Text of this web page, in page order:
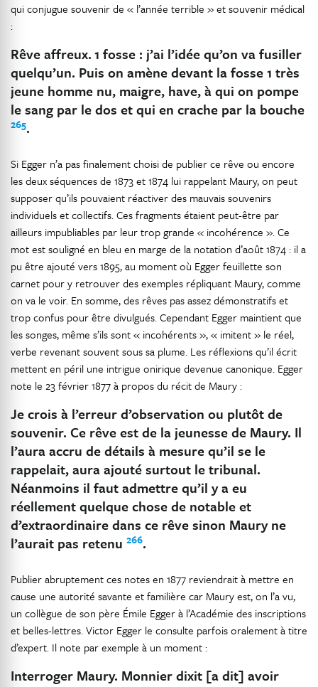
qui conjugue souvenir de « l’année terrible » et souvenir médical
:
Rêve affreux.1 fosse : j’ai l’idée qu’on va fusiller
quelqu’un. Puis on amène devant la fosse 1 très
jeune homme nu, maigre, have, à qui on pompe
le sang par le dos et qui en crache par la bouche
265.
Si Egger n’a pas finalement choisi de publier ce rêve ou encore
les deux séquences de 1873 et 1874 lui rappelant Maury, on peut
supposer qu’ils pouvaient réactiver des mauvais souvenirs
individuels et collectifs. Ces fragments étaient peut-être par
ailleurs impubliables par leur trop grande « incohérence ». Ce
mot est souligné en bleu en marge de la notation d’août 1874 : il a
pu être ajouté vers 1895, au moment où Egger feuillette son
carnet pour y retrouver des exemples répliquant Maury, comme
on va le voir. En somme, des rêves pas assez démonstratifs et
trop confus pour être divulgués. Cependant Egger maintient que
les songes, même s’ils sont « incohérents », « imitent » le réel,
verbe revenant souvent sous sa plume. Les réflexions qu’il écrit
mettent en péril une intrigue onirique devenue canonique. Egger
note le 23 février 1877 à propos du récit de Maury :
Je crois à l’erreur d’observation ou plutôt de
souvenir. Ce rêve est de la jeunesse de Maury. Il
l’aura accru de détails à mesure qu’il se le
rappelait, aura ajouté surtout le tribunal.
Néanmoins il faut admettre qu’il y a eu
réellement quelque chose de notable et
d’extraordinaire dans ce rêve sinon Maury ne
l’aurait pas retenu 266.
Publier abruptement ces notes en 1877 reviendrait à mettre en
cause une autorité savante et familière car Maury est, on l’a vu,
un collègue de son père Émile Egger à l’Académie des inscriptions
et belles-lettres. Victor Egger le consulte parfois oralement à titre
d’expert. Il note par exemple à un moment :
Interroger Maury. Monnier dixit [a dit] avoir